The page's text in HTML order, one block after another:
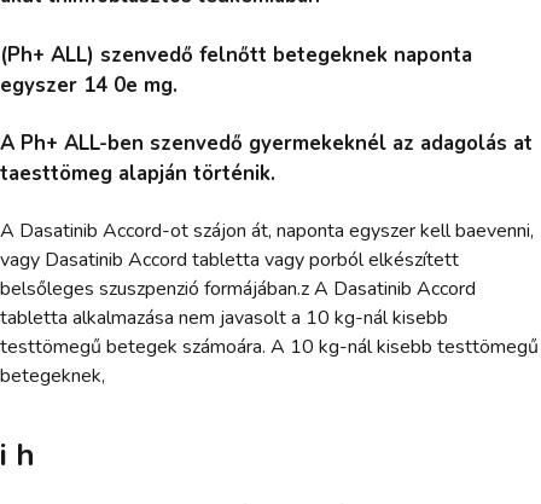
(Ph+ ALL) szenvedő felnőtt betegeknek naponta
egyszer 14 0e mg.
A Ph+ ALL-ben szenvedő gyermekeknél az adagolás at
taesttömeg alapján történik.
A Dasatinib Accord-ot szájon át, naponta egyszer kell baevenni,
vagy Dasatinib Accord tabletta vagy porból elkészített
belsőleges szuszpenzió formájában.z A Dasatinib Accord
tabletta alkalmazása nem javasolt a 10 kg-nál kisebb
testtömegű betegek számoára. A 10 kg-nál kisebb testtömegű
betegeknek,
i h